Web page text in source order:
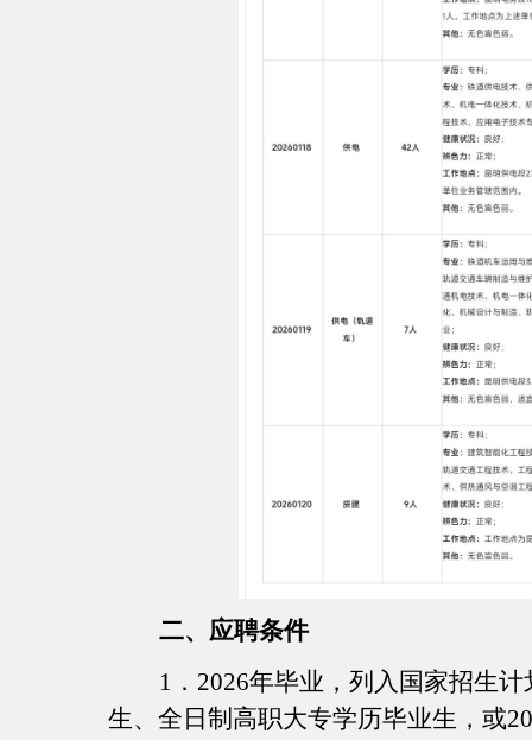
二、应聘条件
1．2026年毕业，列入国家招生
生、全日制高职大专学历毕业生，或